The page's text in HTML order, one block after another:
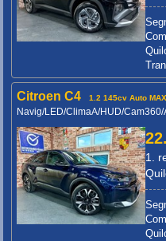
Citroen C4 1.2 145cv Auto
Navig/LED/ClimaA/HUD/
1.